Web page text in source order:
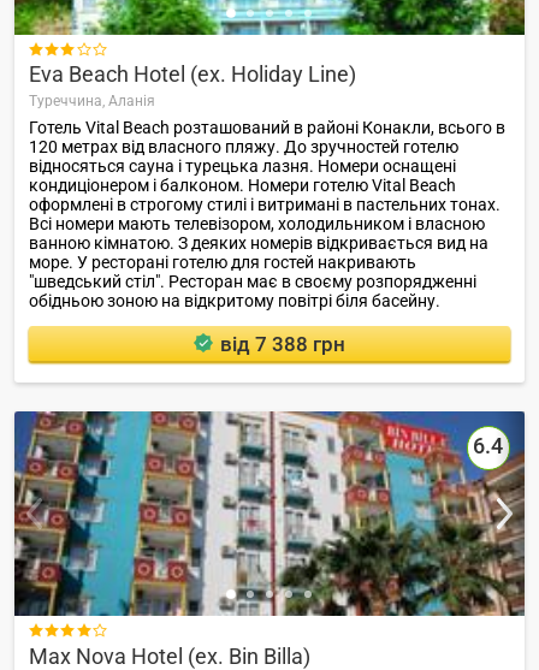

Eva Beach Hotel (ex. Holiday Line)
Туреччина, Аланія
Готель Vital Beach розташований в районі Конакли, всього в
120 метрах від власного пляжу. До зручностей готелю
відносяться сауна і турецька лазня. Номери оснащені
кондиціонером і балконом. Номери готелю Vital Beach
оформлені в строгому стилі і витримані в пастельних тонах.
Всі номери мають телевізором, холодильником і власною
ванною кімнатою. З деяких номерів відкривається вид на
море. У ресторані готелю для гостей накривають
"шведський стіл". Ресторан має в своєму розпорядженні
обідньою зоною на відкритому повітрі біля басейну.
від 7 388 грн
6.4

Max Nova Hotel (ex. Bin Billa)